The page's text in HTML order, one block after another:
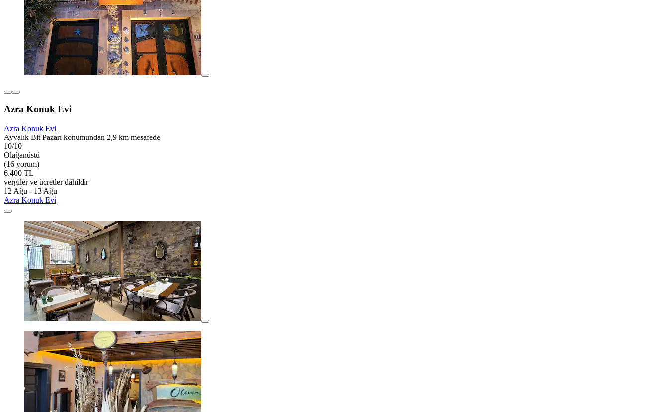
Azra Konuk Evi
Azra Konuk Evi
Ayvalık Bit Pazarı konumundan 2,9 km mesafede
10/10
Olağanüstü
(16 yorum)
6.400 TL
vergiler ve ücretler dâhildir
12 Ağu - 13 Ağu
Azra Konuk Evi